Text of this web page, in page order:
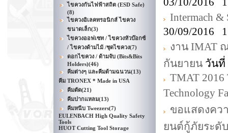
ไขควงกันไฟฟ้าสถิต (ESD Safe)
(8)
ไขควงอิเลคทรอนิกส์ ไขควง
ขนาดเล็ก(3)
ไขควงออฟเซท / ไขควงหัวบ๊อกซ์
/ ไขควงด้ามไม้ /ชุดไขควง(7)
ดอกไขควง / ด้ามจับ (Bits&Bits
Holders)(46)
คีมต่างๆ และคีมด้ามฉนวน(13)
คีม TRONEX * Made in USA
คีมตัด(21)
คีมปากแหลม(13)
คีมหนีบ Tweezers(7)
EULENBACH High Quality Safety
Tools
HUOT Cutting Tool Storage
Intermach &
30/09/2016
งาน IMAT
กันยายน วันที่
TMAT 2016
Technology
ขอแสดงคว
ยนต์กู้ภัยระดั